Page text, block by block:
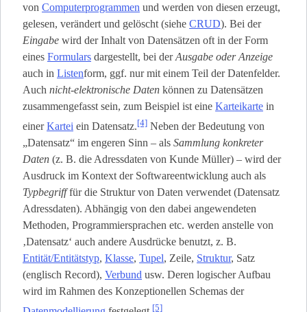
von Computerprogrammen und werden von diesen erzeugt,
gelesen, verändert und gelöscht (siehe CRUD). Bei der
Eingabe wird der Inhalt von Datensätzen oft in der Form
eines Formulars dargestellt, bei derAusgabe oder Anzeige
auch in Listen­form, ggf. nur mit einem Teil der Datenfelder.
Auch nicht-elektronische Daten können zu Datensätzen
zusammengefasst sein, zum Beispiel ist eine Karteikarte in
einerKartei ein Datensatz.[4] Neben der Bedeutung von
„Datensatz“ im engeren Sinn – als Sammlung konkreter
Daten (z. B. die Adressdaten von Kunde Müller) – wird der
Ausdruck im Kontext der Softwareentwicklung auch als
Typbegrifffür die Struktur von Daten verwendet (Datensatz
Adressdaten). Abhängig von den dabei angewendeten
Methoden, Programmiersprachen etc. werden anstelle von
‚Datensatz‘ auch andere Ausdrücke benutzt, z. B.
Entität/Entitätstyp, Klasse, Tupel, Zeile, Struktur, Satz
(englisch Record), Verbund usw. Deren logischer Aufbau
wird im Rahmen des Konzeptionellen Schemas der
[5]